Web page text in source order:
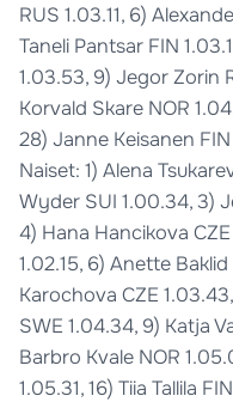
RUS 1.03.11, 6)
Taneli Pantsar FIN
1.03.53, 9) Jegor Zorin
Korvald Skare NOR
28) Janne Keisanen FIN
Naiset: 1) Alena
Wyder SUI 1.00.34, 3)
4) Hana Hancikova
1.02.15, 6) Anette
Karochova CZE
SWE 1.04.34, 9) Katja
Barbro Kvale NOR
1.05.31, 16) Tiia Tallila